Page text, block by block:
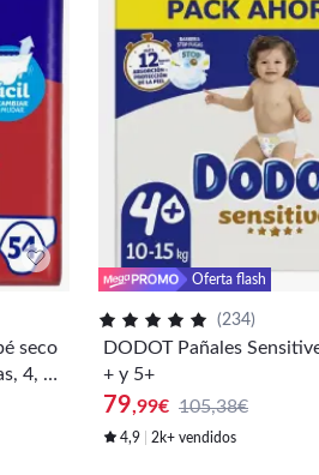
seco
4, 5
Oferta flash
(234)
DODOT Pañales
+ y 5+
79,99€ 105,38€
4,9 2k+ vendidos